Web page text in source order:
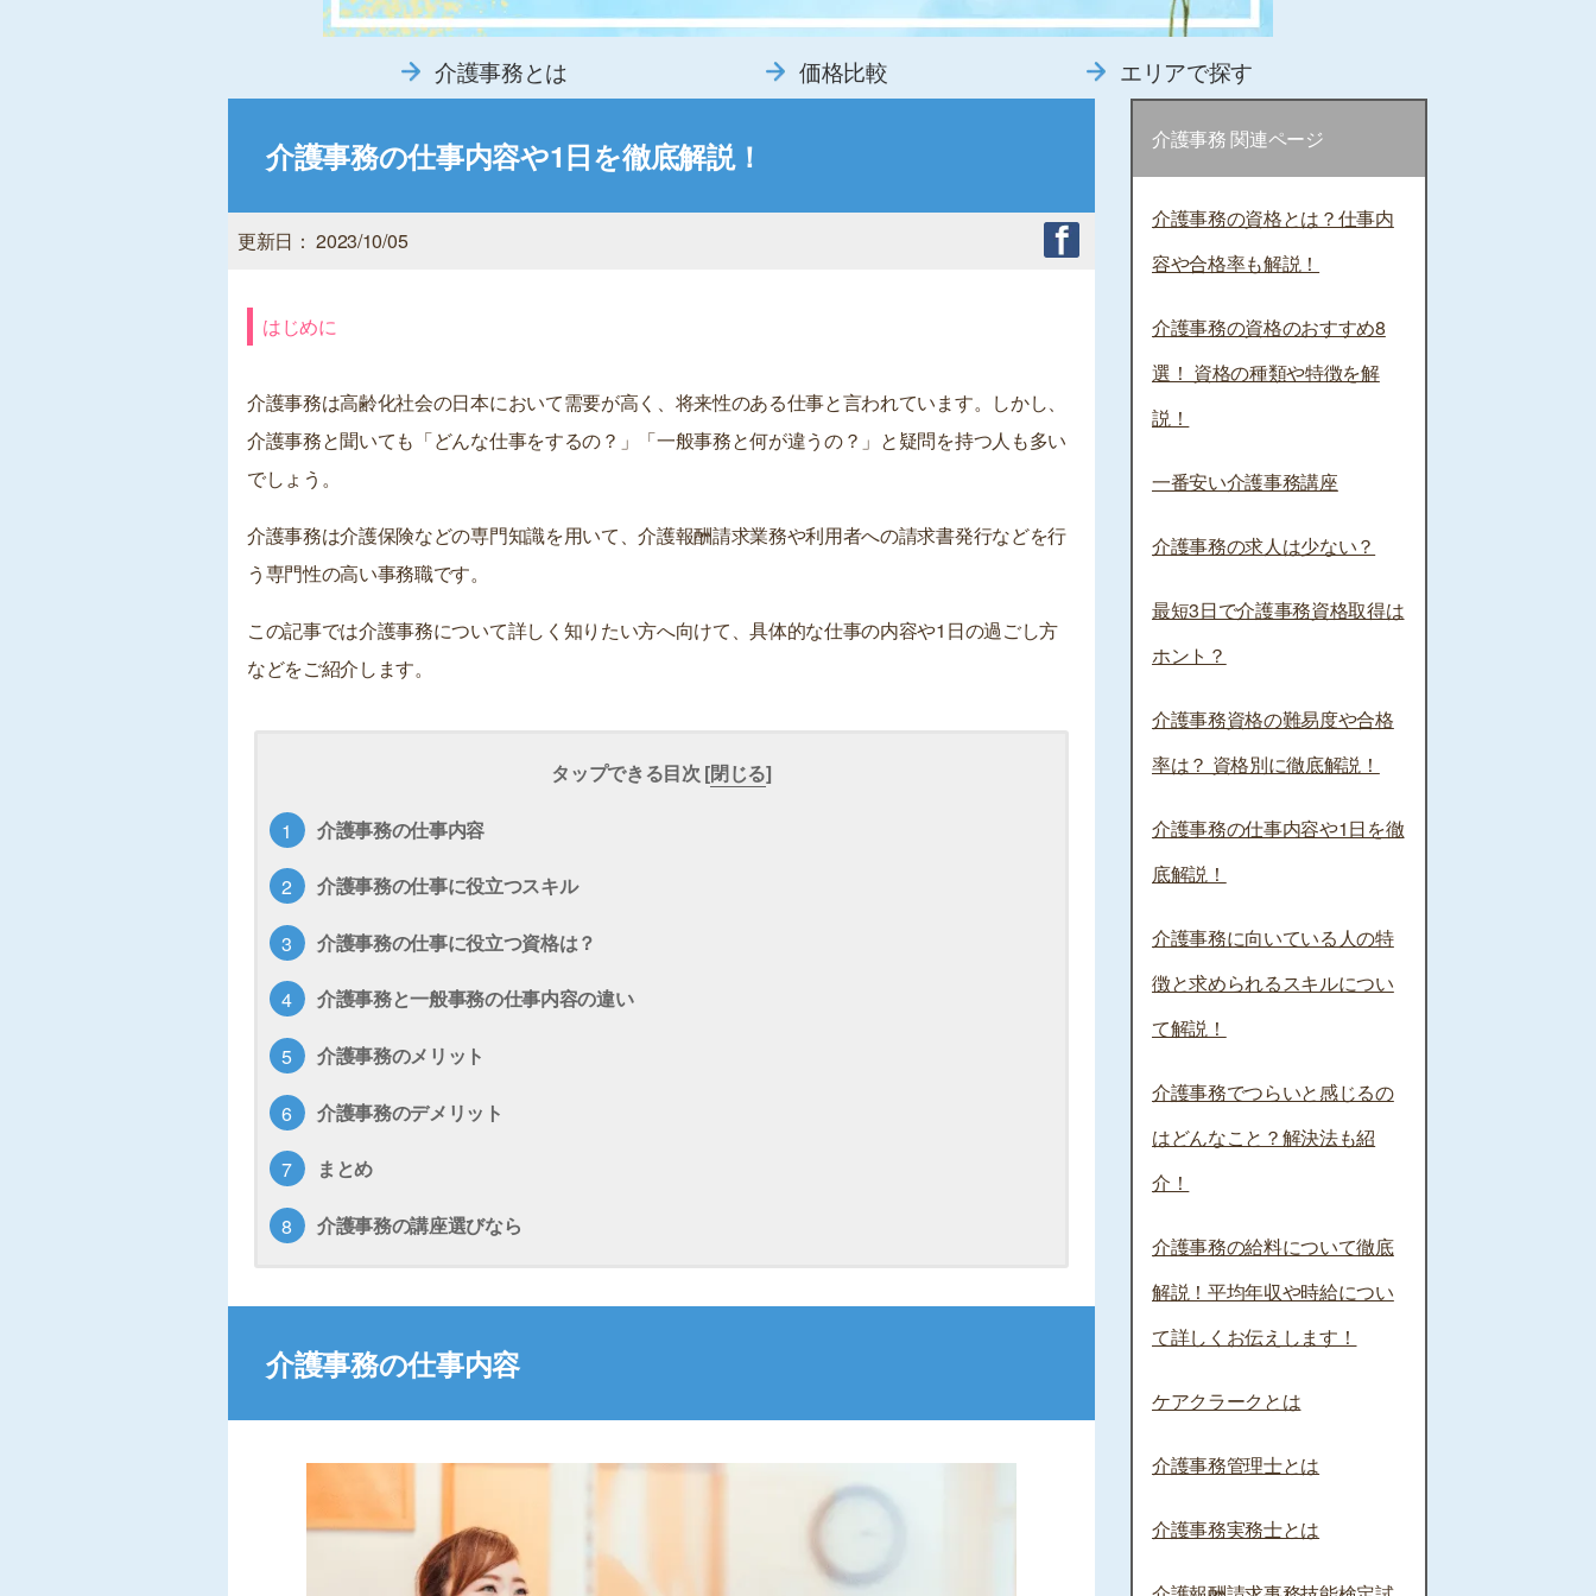
介護事務とは 価格比較 エリアで探す
介護事務の仕事内容や1日を徹底解説！
更新日： 2023/10/05
はじめに
介護事務は高齢化社会の日本において需要が高く、将来性のある仕事と言われています。しかし、
介護事務と聞いても「どんな仕事をするの？」「一般事務と何が違うの？」と疑問を持つ人も多い
でしょう。
介護事務は介護保険などの専門知識を用いて、介護報酬請求業務や利用者への請求書発行などを行
う専門性の高い事務職です。
この記事では介護事務について詳しく知りたい方へ向けて、具体的な仕事の内容や1日の過ごし方
などをご紹介します。
タップできる目次 [閉じる]
介護事務の仕事内容
介護事務の仕事に役立つスキル
介護事務の仕事に役立つ資格は？
介護事務と一般事務の仕事内容の違い
介護事務のメリット
介護事務のデメリット
まとめ
介護事務の講座選びなら
介護事務の仕事内容
介護事務 関連ページ
介護事務の資格とは？仕事内
容や合格率も解説！
介護事務の資格のおすすめ8
選！ 資格の種類や特徴を解
説！
一番安い介護事務講座
介護事務の求人は少ない？
最短3日で介護事務資格取得は
ホント？
介護事務資格の難易度や合格
率は？ 資格別に徹底解説！
介護事務の仕事内容や1日を徹
底解説！
介護事務に向いている人の特
徴と求められるスキルについ
て解説！
介護事務でつらいと感じるの
はどんなこと？解決法も紹
介！
介護事務の給料について徹底
解説！平均年収や時給につい
て詳しくお伝えします！
ケアクラークとは
介護事務管理士とは
介護事務実務士とは